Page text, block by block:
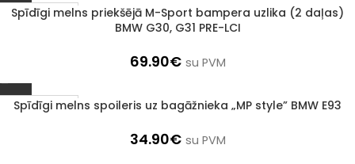
1–3 D. D.
Spīdīgi melns priekšējā M-Sport bampera uzlika (2 daļas)
BMW G30, G31 PRE-LCI
69.90€ su PVM
1–3 D. D.
Spīdīgi melns spoileris uz bagāžnieka „MP style” BMW E93
34.90€ su PVM